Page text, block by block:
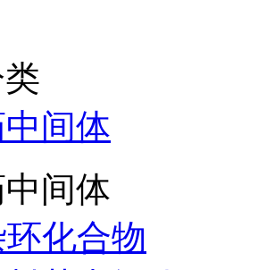
中间体
中间体
环化合物